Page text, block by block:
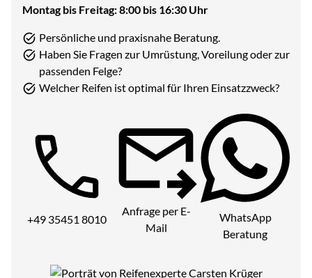
Montag bis Freitag: 8:00 bis 16:30 Uhr
Persönliche und praxisnahe Beratung.
Haben Sie Fragen zur Umrüstung, Voreilung oder zur
passenden Felge?
Welcher Reifen ist optimal für Ihren Einsatzzweck?
Telefon:
+49 35451 8010
Anfrage per E-
Mail
WhatsApp
Beratung